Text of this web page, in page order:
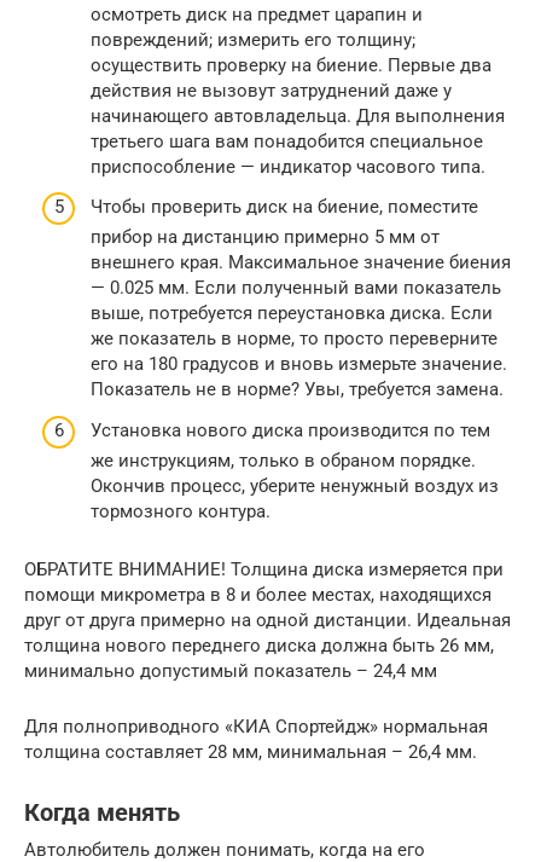
осмотреть диск на предмет царапин и
повреждений; измерить его толщину;
осуществить проверку на биение. Первые два
действия не вызовут затруднений даже у
начинающего автовладельца. Для выполнения
третьего шага вам понадобится специальное
приспособление — индикатор часового типа.
Чтобы проверить диск на биение, поместите
прибор на дистанцию примерно 5 мм от
внешнего края. Максимальное значение биения
— 0.025 мм. Если полученный вами показатель
выше, потребуется переустановка диска. Если
же показатель в норме, то просто переверните
его на 180 градусов и вновь измерьте значение.
Показатель не в норме? Увы, требуется замена.
Установка нового диска производится по тем
же инструкциям, только в обраном порядке.
Окончив процесс, уберите ненужный воздух из
тормозного контура.
ОБРАТИТЕ ВНИМАНИЕ! Толщина диска измеряется при
помощи микрометра в 8 и более местах, находящихся
друг от друга примерно на одной дистанции. Идеальная
толщина нового переднего диска должна быть 26 мм,
минимально допустимый показатель – 24,4 мм
Для полноприводного «КИА Спортейдж» нормальная
толщина составляет 28 мм, минимальная – 26,4 мм.
Когда менять
Автолюбитель должен понимать, когда на его